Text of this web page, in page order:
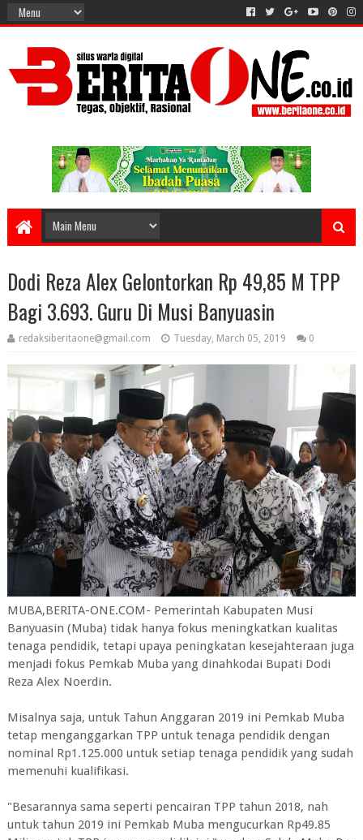
Dodi Reza Alex Gelontorkan Rp 49,85 M TPP
Bagi 3.693. Guru Di Musi Banyuasin
redaksiberitaone@gmail.com Tuesday, March 05, 2019 0
MUBA,BERITA-ONE.COM- Pemerintah Kabupaten Musi
Banyuasin (Muba) tidak hanya fokus meningkatkan kualitas
tenaga pendidik, tetapi upaya peningkatan kesejahteraan juga
menjadi fokus Pemkab Muba yang dinahkodai Bupati Dodi
Reza Alex Noerdin.
Misalnya saja, untuk Tahun Anggaran 2019 ini Pemkab Muba
tetap menganggarkan TPP untuk tenaga pendidik dengan
nominal Rp1.125.000 untuk setiap tenaga pendidik yang sudah
memenuhi kualifikasi.
"Besarannya sama seperti pencairan TPP tahun 2018, nah
untuk tahun 2019 ini Pemkab Muba mengucurkan Rp49.85